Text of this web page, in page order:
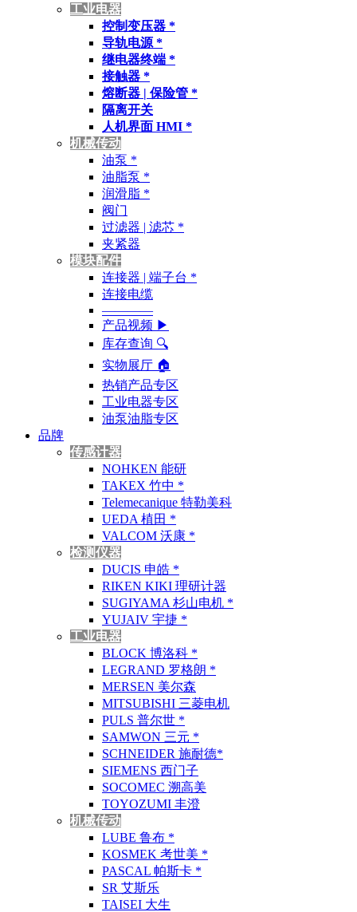
工业电器
控制变压器 *
导轨电源 *
继电器终端 *
接触器 *
熔断器 | 保险管 *
隔离开关
人机界面 HMI *
机械传动
油泵 *
油脂泵 *
润滑脂 *
阀门
过滤器 | 滤芯 *
夹紧器
模块配件
连接器 | 端子台 *
连接电缆
————
产品视频 ▶
库存查询 🔍︎
实物展厅 🏠︎
热销产品专区
工业电器专区
油泵油脂专区
品牌
传感计器
NOHKEN 能研
TAKEX 竹中 *
Telemecanique 特勒美科
UEDA 植田 *
VALCOM 沃康 *
检测仪器
DUCIS 申皓 *
RIKEN KIKI 理研计器
SUGIYAMA 杉山电机 *
YUJAIV 宇捷 *
工业电器
BLOCK 博洛科 *
LEGRAND 罗格朗 *
MERSEN 美尔森
MITSUBISHI 三菱电机
PULS 普尔世 *
SAMWON 三元 *
SCHNEIDER 施耐德*
SIEMENS 西门子
SOCOMEC 溯高美
TOYOZUMI 丰澄
机械传动
LUBE 鲁布 *
KOSMEK 考世美 *
PASCAL 帕斯卡 *
SR 艾斯乐
TAISEI 大生